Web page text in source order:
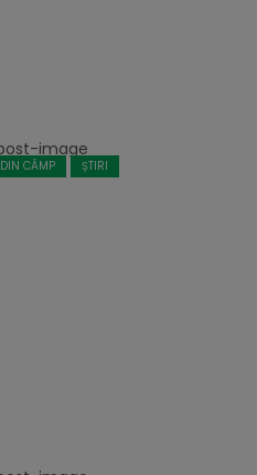
DIN CÂMP ȘTIRI